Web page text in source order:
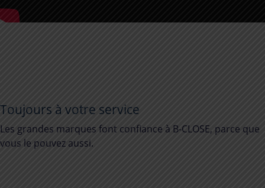
Toujours à votre service
Les grandes marques font confiance à B-CLOSE, parce que
vous le pouvez aussi.